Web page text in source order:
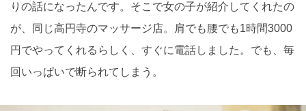
りの話になったんです。そこで女の子が紹介してくれたの
が、同じ高円寺のマッサージ店。肩でも腰でも1時間3000
円でやってくれるらしく、すぐに電話しました。でも、毎
回いっぱいで断られてしまう。